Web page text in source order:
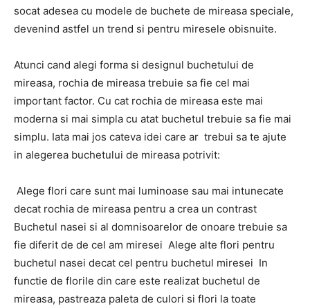
socat adesea cu modele de buchete de mireasa speciale,
devenind astfel un trend si pentru miresele obisnuite.
Atunci cand alegi forma si designul buchetului de
mireasa, rochia de mireasa trebuie sa fie cel mai
important factor. Cu cat rochia de mireasa este mai
moderna si mai simpla cu atat buchetul trebuie sa fie mai
simplu. Iata mai jos cateva idei care ar trebui sa te ajute
in alegerea buchetului de mireasa potrivit:
Alege flori care sunt mai luminoase sau mai intunecate
decat rochia de mireasa pentru a crea un contrast
Buchetul nasei si al domnisoarelor de onoare trebuie sa
fie diferit de de cel am miresei Alege alte flori pentru
buchetul nasei decat cel pentru buchetul miresei In
functie de florile din care este realizat buchetul de
mireasa, pastreaza paleta de culori si flori la toate